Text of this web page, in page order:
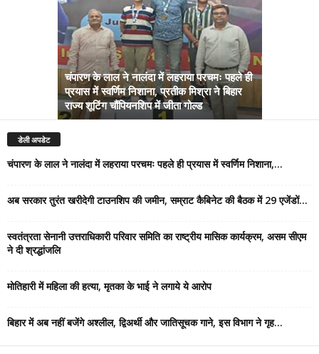
चंपारण के लाल ने नालंदा में लहराया परचमः पहले ही
प्रयास में स्वर्णिम निशाना, प्रतीक मिश्रा ने बिहार
राज्य शूटिंग चौंपियनशिप में जीता गोल्ड
डेली अपडेट
चंपारण के लाल ने नालंदा में लहराया परचमः पहले ही प्रयास में स्वर्णिम निशाना,...
अब सरकार तुरंत खरीदेगी टाउनशिप की जमीन, सम्राट कैबिनेट की बैठक में 29 एजेंडों...
स्वतंत्रता सेनानी उत्तराधिकारी परिवार समिति का राष्ट्रीय मासिक कार्यक्रम, असम सीएम
ने दी श्रद्धांजलि
मोतिहारी में महिला की हत्या, मृतका के भाई ने लगाये ये आरोप
बिहार में अब नहीं बजेंगे अश्लील, द्विअर्थी और जातिसूचक गाने, इस विभाग ने गृह...